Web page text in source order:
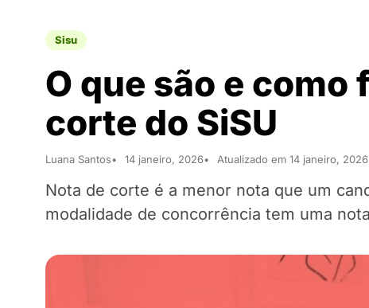
Sisu
O que são e
corte do SiSU
Luana Santos 14 janeiro, 2026 Atualizado em 14 janeiro, 2026
Nota de corte é a menor nota que um
modalidade de concorrência tem uma